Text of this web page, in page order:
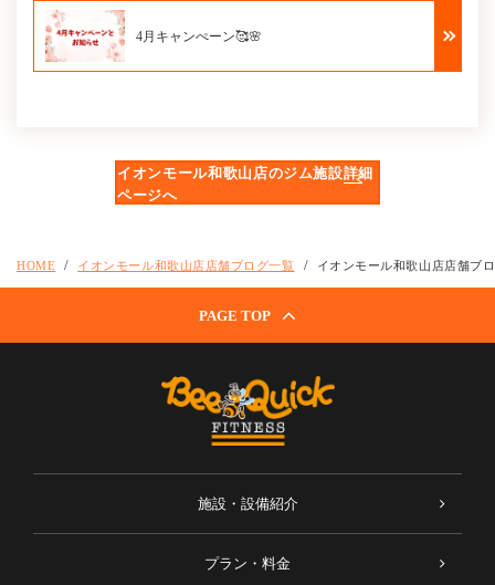
4月キャンぺーン🥰🌸
イオンモール和歌山店のジム施設詳細
ページへ
HOME イオンモール和歌山店店舗ブログ一覧 イオンモール和歌山店店舗ブ
PAGE TOP
施設・設備紹介
プラン・料金